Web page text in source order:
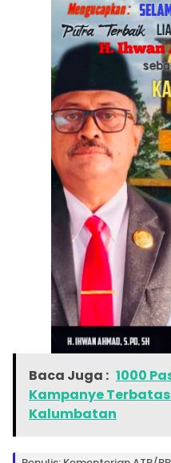
Baca Juga : 1000
Kampanye Terbatas
Kalumbatan